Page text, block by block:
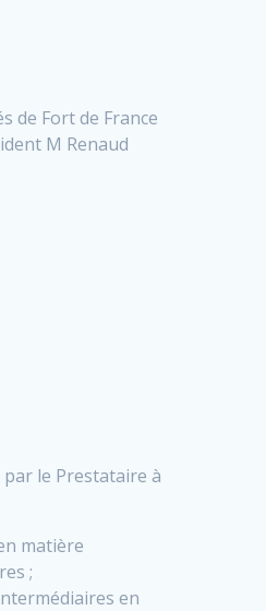
de Fort de France
M Renaud
par le Prestataire à
matière
;
en